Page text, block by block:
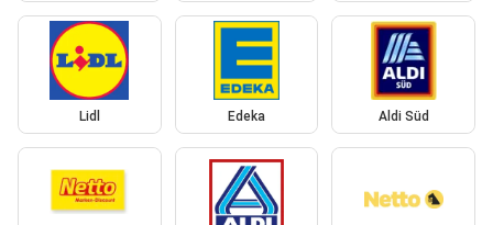
Lidl Edeka Aldi Süd